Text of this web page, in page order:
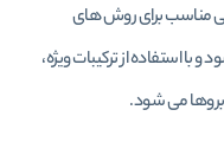
مناسب برای روش‌ های
استفاده از ترکیبات ویژه،
می‌ شود.